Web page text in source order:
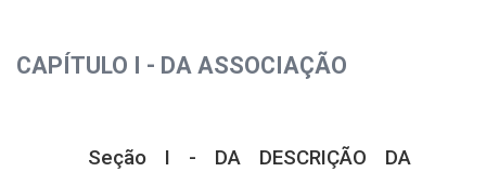
CAPÍTULO I - DA ASSOCIAÇÃO
Seção I - DA DESCRIÇÃO DA